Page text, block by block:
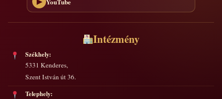
Intézmény
Székhely:
5331 Kenderes,
Szent István út 36.
Telephely: